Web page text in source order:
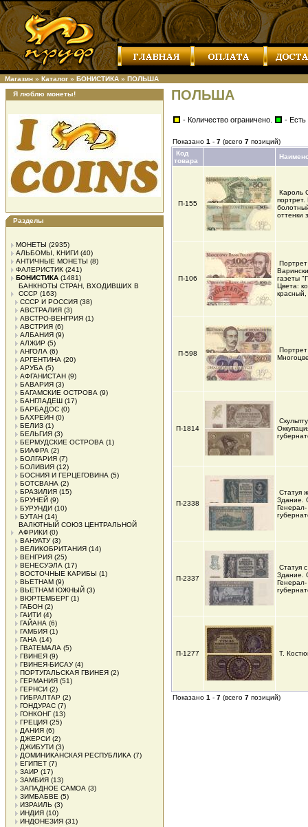
Магазин » Каталог » БОНИСТИКА » ПОЛЬША
Я люблю монеты!
Разделы
МОНЕТЫ (2935)
АЛЬБОМЫ, КНИГИ (40)
АНТИЧНЫЕ МОНЕТЫ (8)
ФАЛЕРИСТИК (241)
БОНИСТИКА (1481)
БАНКНОТЫ СТРАН, ВХОДИВШИХ В
СССР (163)
СССР И РОССИЯ (38)
АВСТРАЛИЯ (3)
АВСТРО-ВЕНГРИЯ (1)
АВСТРИЯ (6)
АЛБАНИЯ (9)
АЛЖИР (5)
АНГОЛА (6)
АРГЕНТИНА (20)
АРУБА (5)
АФГАНИСТАН (9)
БАВАРИЯ (3)
БАГАМСКИЕ ОСТРОВА (9)
БАНГЛАДЕШ (17)
БАРБАДОС (0)
БАХРЕЙН (0)
БЕЛИЗ (1)
БЕЛЬГИЯ (3)
БЕРМУДСКИЕ ОСТРОВА (1)
БИАФРА (2)
БОЛГАРИЯ (7)
БОЛИВИЯ (12)
БОСНИЯ И ГЕРЦЕГОВИНА (5)
БОТСВАНА (2)
БРАЗИЛИЯ (15)
БРУНЕЙ (9)
БУРУНДИ (10)
БУТАН (14)
ВАЛЮТНЫЙ СОЮЗ ЦЕНТРАЛЬНОЙ
АФРИКИ (0)
ВАНУАТУ(3)
ВЕЛИКОБРИТАНИЯ (14)
ВЕНГРИЯ (25)
ВЕНЕСУЭЛА (17)
ВОСТОЧНЫЕ КАРИБЫ (1)
ВЬЕТНАМ (9)
ВЬЕТНАМ ЮЖНЫЙ (3)
ВЮРТЕМБЕРГ(1)
ГАБОН (2)
ГАИТИ (4)
ГАЙАНА (6)
ГАМБИЯ (1)
ГАНА (14)
ГВАТЕМАЛА (5)
ГВИНЕЯ (9)
ГВИНЕЯ-БИСАУ(4)
ПОРТУГАЛЬСКАЯ ГВИНЕЯ (2)
ГЕРМАНИЯ (51)
ГЕРНСИ (2)
ГИБРАЛТАР (2)
ГОНДУРАС (7)
ГОНКОНГ(13)
ГРЕЦИЯ (25)
ДАНИЯ (6)
ДЖЕРСИ (2)
ДЖИБУТИ (3)
ДОМИНИКАНСКАЯ РЕСПУБЛИКА (7)
ЕГИПЕТ (7)
ЗАИР (17)
ЗАМБИЯ (13)
ЗАПАДНОЕ САМОА (3)
ЗИМБАБВЕ (5)
ИЗРАИЛЬ (3)
ИНДИЯ (10)
ИНДОНЕЗИЯ (31)
ПОЛЬША
- Количество ограничено. - Есть
Показано 1 - 7 (всего 7 позиций)
Код
товара
П-155
Кароль
портрет.
оттенки
П-106
газеты
Цвета:
П-598
Портрет
П-1814
П-2338
Статуя
Здание.
Генерал-
П-2337
Статуя
Здание.
Генерал-
П-1277 Т.
Показано 1 - 7 (всего 7 позиций)